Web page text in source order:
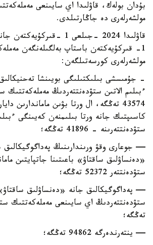
بۇدان بولەك، قاۋلىدا اي سايىنعى
مولشەرلەرى دە جاڭارتىلدى.
1- قىركۇيەكتەن باستاپ بەلگىلەنگەن
مولشەرلەرى كورسەتىلگەن:
- جۇمىسشى بىلىكتىلىگى بويىنشا
ءبىلىم الاتىن ستۋدەنتتەردىڭ
43574 تەڭگە، ال ورتا بۋىن ماماندارىن
كاسىپتىك جانە ورتا بىلىمنەن كەيىنگى
ستۋدەنتتەرىنە - 41896 تەڭگە؛
— جوعارى وقۋ ورىندارىنىڭ
«دەنساۋلىق ساقتاۋ» باعىتىنا جاتپايتىن
ستۋدەنتتەر 52372 تەڭگە؛
— پەداگوگيكالىق جانە «دەنساۋلىق
تەڭگە؛
— ينتەرندەرگە 94862 تەڭگە؛